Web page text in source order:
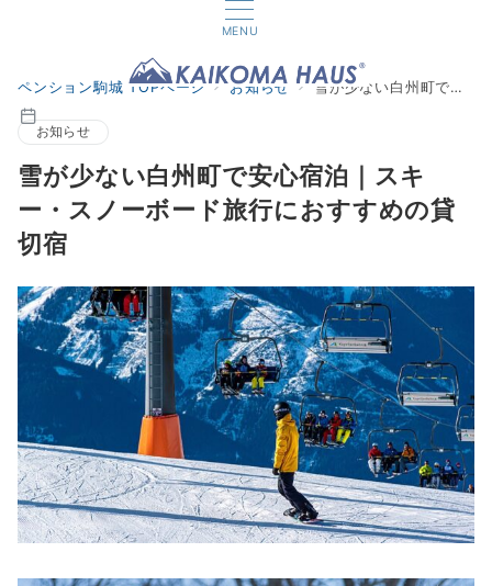
MENU
ペンション駒城 TOPページ お知らせ 雪が少ない白州町で安心宿泊｜スキー・スノーボード旅行におすすめの貸切宿
お知らせ
雪が少ない白州町で安心宿泊｜スキ
ー・スノーボード旅行におすすめの貸
切宿